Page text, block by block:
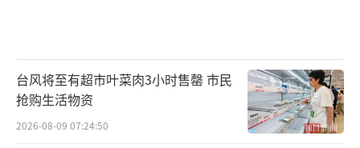
台风将至有超市叶菜肉3小时售罄 市民
抢购生活物资
2026-08-09 07:24:50